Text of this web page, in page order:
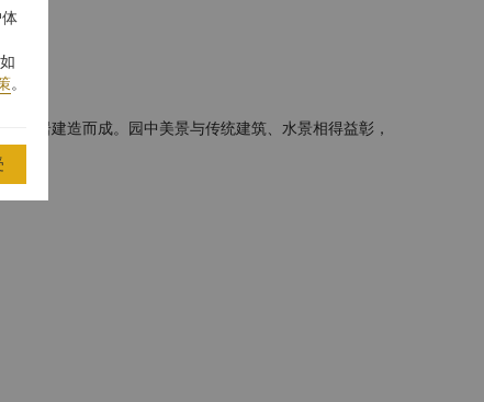
岗岩建造而成。园中美景与传统建筑、水景相得益彰，
。